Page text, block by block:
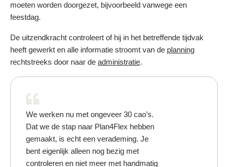
moeten worden doorgezet, bijvoorbeeld vanwege een
feestdag.
De uitzendkracht controleert of hij in het betreffende tijdvak
heeft gewerkt en alle informatie stroomt van de planning
rechtstreeks door naar de administratie.
We werken nu met ongeveer 30 cao’s.
Dat we de stap naar Plan4Flex hebben
gemaakt, is echt een verademing. Je
bent eigenlijk alleen nog bezig met
controleren en niet meer met handmatig